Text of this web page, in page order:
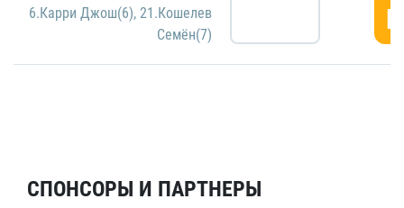
6.Карри Джош(6), 21.Кошелев
Семён(7)
СПОНСОРЫ И ПАРТНЕРЫ